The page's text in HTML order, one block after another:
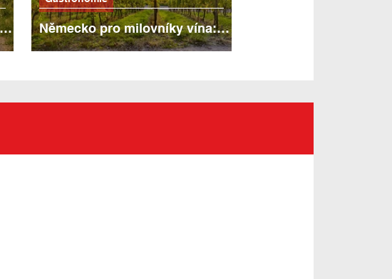
Německo pro milovníky vína:
nejkrásnější vinařské oblasti,